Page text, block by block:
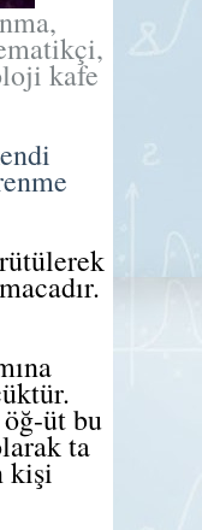
kafe
üt bu
ta
kişi